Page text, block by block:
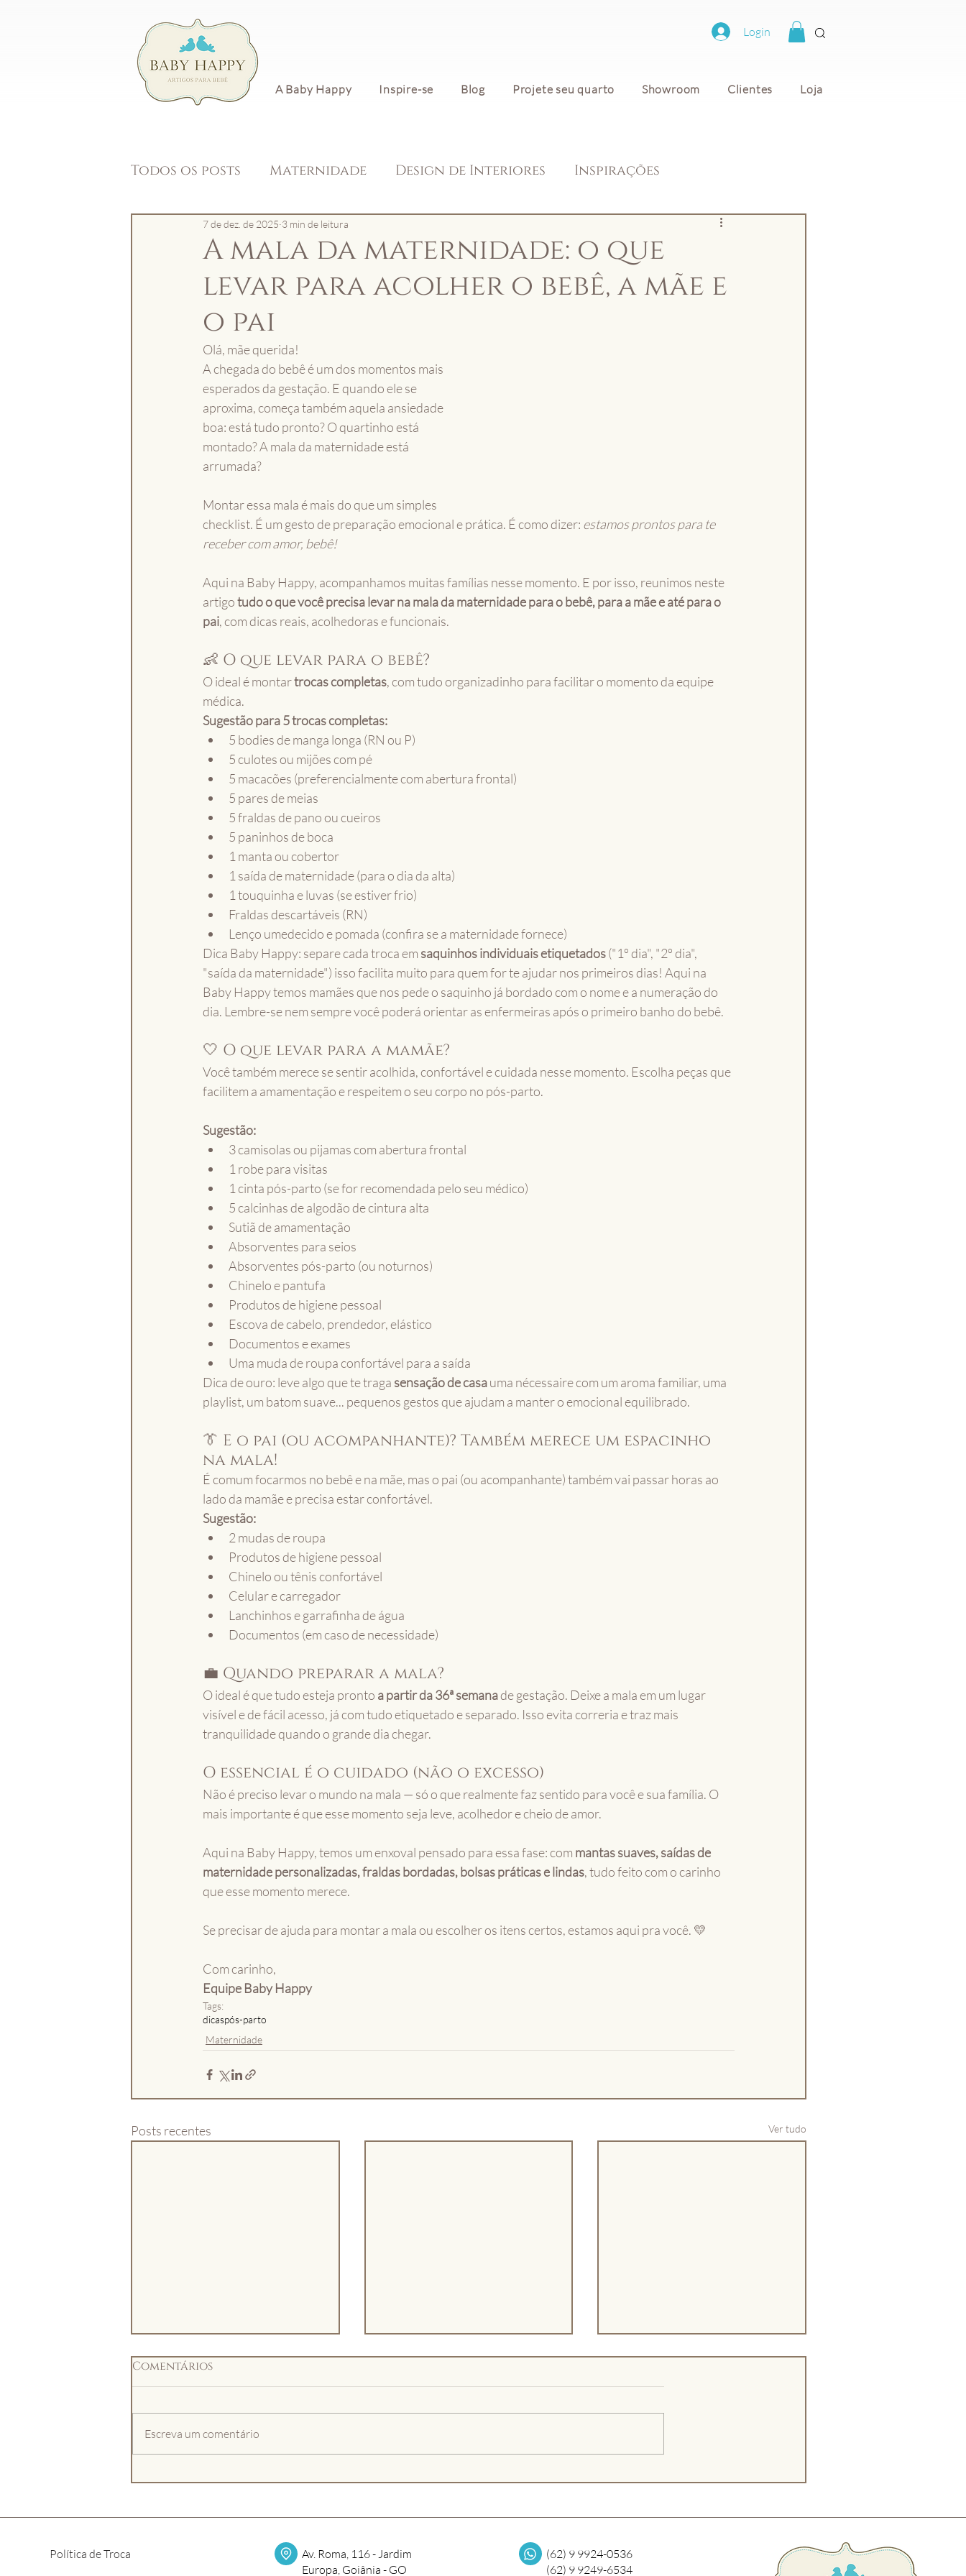
Login
A Baby Happy Inspire-se Blog Projete seu quarto Showroom Clientes Loja
Todos os posts Maternidade Design de Interiores Inspirações
A mala da maternidade: o que
levar para acolher o bebê, a mãe e
o pai
7 de dez. de 2025 3 min de leitura
Olá, mãe querida!
A chegada do bebê é um dos momentos mais
esperados da gestação. E quando ele se
aproxima, começa também aquela ansiedade
boa: está tudo pronto? O quartinho está
montado? A mala da maternidade está
arrumada?
Montar essa mala é mais do que um simples
checklist. É um gesto de preparação emocional e prática. É como dizer: estamos prontos para te
receber com amor, bebê!
Aqui na Baby Happy, acompanhamos muitas famílias nesse momento. E por isso, reunimos neste
artigo tudo o que você precisa levar na mala da maternidade para o bebê, para a mãe e até para o
pai, com dicas reais, acolhedoras e funcionais.
👶 O que levar para o bebê?
O ideal é montar trocas completas, com tudo organizadinho para facilitar o momento da equipe
médica.
Sugestão para 5 trocas completas:
5 bodies de manga longa (RN ou P)
5 culotes ou mijões com pé
5 macacões (preferencialmente com abertura frontal)
5 pares de meias
5 fraldas de pano ou cueiros
5 paninhos de boca
1 manta ou cobertor
1 saída de maternidade (para o dia da alta)
1 touquinha e luvas (se estiver frio)
Fraldas descartáveis (RN)
Lenço umedecido e pomada (confira se a maternidade fornece)
Dica Baby Happy: separe cada troca em saquinhos individuais etiquetados ("1º dia", "2º dia",
"saída da maternidade") isso facilita muito para quem for te ajudar nos primeiros dias! Aqui na
Baby Happy temos mamães que nos pede o saquinho já bordado com o nome e a numeração do
dia. Lembre-se nem sempre você poderá orientar as enfermeiras após o primeiro banho do bebê.
🤍 O que levar para a mamãe?
Você também merece se sentir acolhida, confortável e cuidada nesse momento. Escolha peças que
facilitem a amamentação e respeitem o seu corpo no pós-parto.
Sugestão:
3 camisolas ou pijamas com abertura frontal
1 robe para visitas
1 cinta pós-parto (se for recomendada pelo seu médico)
5 calcinhas de algodão de cintura alta
Sutiã de amamentação
Absorventes para seios
Absorventes pós-parto (ou noturnos)
Chinelo e pantufa
Produtos de higiene pessoal
Escova de cabelo, prendedor, elástico
Documentos e exames
Uma muda de roupa confortável para a saída
Dica de ouro: leve algo que te traga sensação de casa uma nécessaire com um aroma familiar, uma
playlist, um batom suave... pequenos gestos que ajudam a manter o emocional equilibrado.
👔 E o pai (ou acompanhante)? Também merece um espacinho
na mala!
É comum focarmos no bebê e na mãe, mas o pai (ou acompanhante) também vai passar horas ao
lado da mamãe e precisa estar confortável.
Sugestão:
2 mudas de roupa
Produtos de higiene pessoal
Chinelo ou tênis confortável
Celular e carregador
Lanchinhos e garrafinha de água
Documentos (em caso de necessidade)
💼 Quando preparar a mala?
O ideal é que tudo esteja pronto a partir da 36ª semana de gestação. Deixe a mala em um lugar
visível e de fácil acesso, já com tudo etiquetado e separado. Isso evita correria e traz mais
tranquilidade quando o grande dia chegar.
O essencial é o cuidado (não o excesso)
Não é preciso levar o mundo na mala — só o que realmente faz sentido para você e sua família. O
mais importante é que esse momento seja leve, acolhedor e cheio de amor.
Aqui na Baby Happy, temos um enxoval pensado para essa fase: com mantas suaves, saídas de
maternidade personalizadas, fraldas bordadas, bolsas práticas e lindas, tudo feito com o carinho
que esse momento merece.
Se precisar de ajuda para montar a mala ou escolher os itens certos, estamos aqui pra você. 💛
Com carinho,
Equipe Baby Happy
Tags:
dicaspós-parto
Maternidade
Posts recentes Ver tudo
Comentários
Escreva um comentário
Política de Troca
Av. Roma, 116 - Jardim
Europa, Goiânia - GO
(62) 9 9924-0536
(62) 9 9249-6534